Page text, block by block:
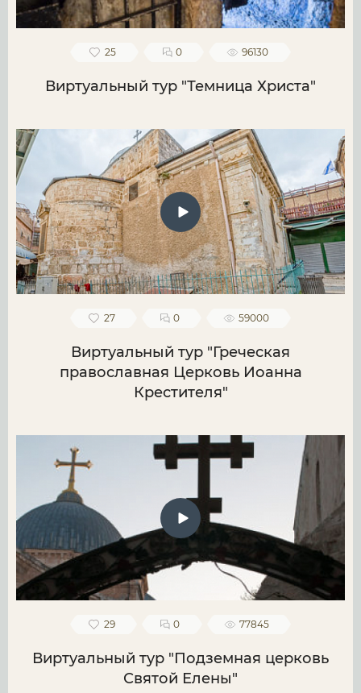
25 0 96130
Виртуальный тур "Темница Христа"
27 0 59000
Виртуальный тур "Греческая
православная Церковь Иоанна
Крестителя"
29 0 77845
Виртуальный тур "Подземная церковь
Святой Елены"